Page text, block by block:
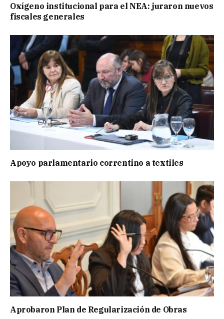
Oxígeno institucional para el NEA: juraron nuevos
fiscales generales
Apoyo parlamentario correntino a textiles
Aprobaron Plan de Regularización de Obras